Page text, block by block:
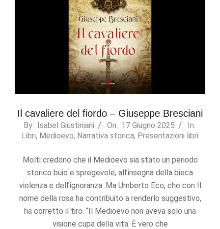
Il cavaliere del fiordo – Giuseppe Bresciani
2025-
06-
By: Isabel Giustiniani On: 17 Giugno 2025
In:
Libri, Medioevo, Narrativa storica, Presentazioni libri
Molti credono che il Medioevo sia stato un periodo
storico buio e spregevole, all’insegna della bieca
violenza e dell’ignoranza. Ma Umberto Eco, che con Il
nome della rosa ha contribuito a renderlo suggestivo,
ha corretto il tiro. “Il Medioevo non aveva solo una
visione cupa della vita. È vero che
and
you visit our
site, you
chance of
personalized
content and
offers.